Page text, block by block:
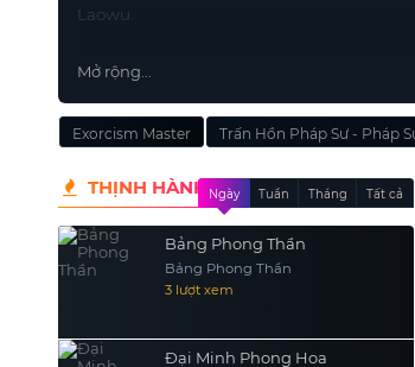
Laowu.
Mở rộng...
Exorcism Master Trấn Hồn Pháp Sư - Pháp
THỊNH HÀNH Ngày Tuần Tháng Tất cả
Bảng Phong Thần
Bảng Phong Thần
3 lượt xem
Đại Minh Phong Hoa